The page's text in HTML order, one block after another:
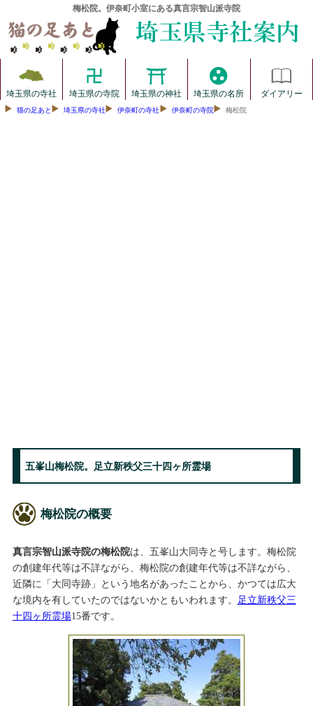
梅松院。伊奈町小室にある真言宗智山派寺院
埼玉県の寺社 埼玉県の寺院 埼玉県の神社 埼玉県の名所 ダイアリー
猫の足あと 埼玉県の寺社 伊奈町の寺社 伊奈町の寺院 梅松院
五峯山梅松院。足立新秩父三十四ヶ所霊場
梅松院の概要
真言宗智山派寺院の梅松院は、五峯山大同寺と号します。梅松院
の創建年代等は不詳ながら、梅松院の創建年代等は不詳ながら、
近隣に「大同寺跡」という地名があったことから、かつては広大
な境内を有していたのではないかともいわれます。 足立新秩父三
十四ヶ所霊場15番です。